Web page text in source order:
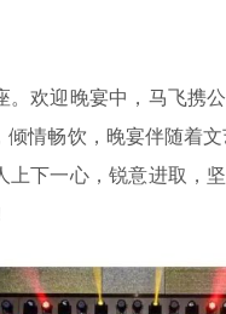
。欢迎晚宴中，马飞携
倾情畅饮，晚宴伴随着
上下一心，锐意进取，